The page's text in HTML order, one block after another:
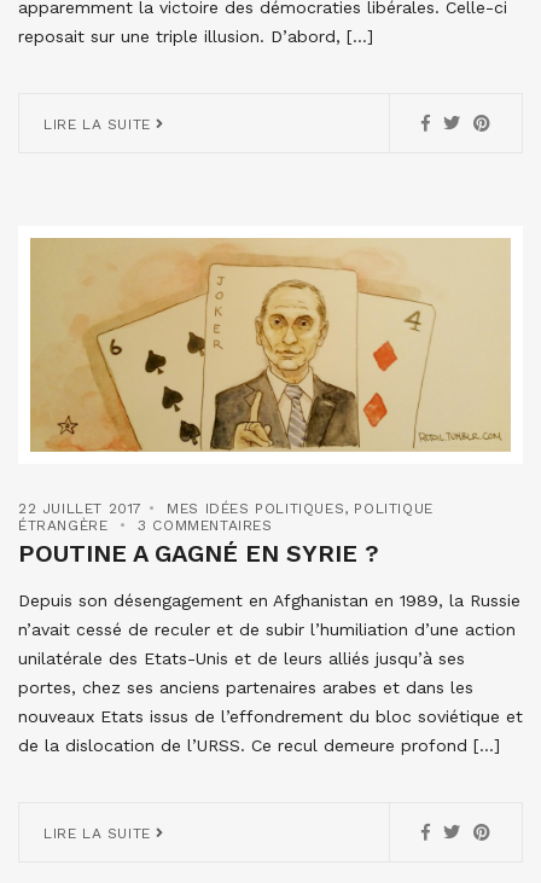
apparemment la victoire des démocraties libérales. Celle-ci
reposait sur une triple illusion. D’abord, […]
LIRE LA SUITE
22 JUILLET 2017 MES IDÉES POLITIQUES, POLITIQUE
ÉTRANGÈRE
3 COMMENTAIRES
POUTINE A GAGNÉ EN SYRIE ?
Depuis son désengagement en Afghanistan en 1989, la Russie
n’avait cessé de reculer et de subir l’humiliation d’une action
unilatérale des Etats-Unis et de leurs alliés jusqu’à ses
portes, chez ses anciens partenaires arabes et dans les
nouveaux Etats issus de l’effondrement du bloc soviétique et
de la dislocation de l’URSS. Ce recul demeure profond […]
LIRE LA SUITE